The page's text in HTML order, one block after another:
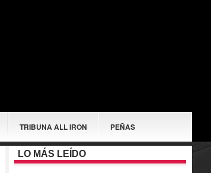
TRIBUNA ALL IRON PEÑAS
LO MÁS LEÍDO